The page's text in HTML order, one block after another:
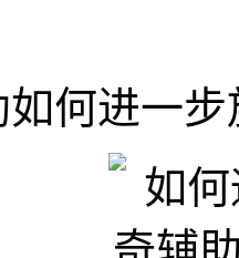
何进一